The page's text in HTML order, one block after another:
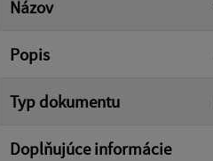
Názov
Popis
Typ dokumentu
Doplňujúce informácie